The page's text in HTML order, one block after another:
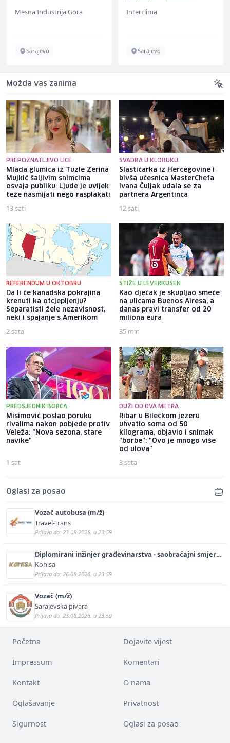
Mesna Industrija Gora
Sarajevo
Interclima
Sarajevo
Možda vas zanima
PREPOZNATLJIVO LICE
Mlada glumica iz Tuzle Zerina
Mujkić šaljivim snimcima
osvaja publiku: Ljude je uvijek
teže nasmijati nego rasplakati
13 sati
SVADBA U KLOBUKU
Slastičarka iz Hercegovine i
bivša učesnica MasterChefa
Ivana Čuljak udala se za
partnera Argentinca
12 sati
REFERENDUM U OKTOBRU
Da li će kanadska pokrajina
krenuti ka otcjepljenju?
Separatisti žele nezavisnost,
neki i spajanje s Amerikom
2 sata
STIŽE U LEVERKUSEN
Kao dječak je skupljao smeće
na ulicama Buenos Airesa, a
danas pravi transfer od 20
miliona eura
35 min
PREDSJEDNIK BORCA
Misimović poslao poruku
rivalima nakon pobjede protiv
Veleža: "Nova sezona, stare
navike"
1 sat
DUŽI OD DVA METRA
Ribar u Bilećkom jezeru
uhvatio soma od 50
kilograma, objavio i snimak
"borbe": "Ovo je mnogo više
od ulova"
3 sata
Oglasi za posao
Vozač autobusa (m/ž)
Travel-Trans
Prijava do: 23.08.2026. u 23:59
Diplomirani inžinjer građevinarstva - saobraćajni smjer
(m/ž)
Kohisa
Prijava do: 26.08.2026. u 23:59
Vozač (m/ž)
Sarajevska pivara
Prijava do: 23.08.2026. u 23:59
Početna Dojavite vijest
Impressum Komentari
Kontakt O nama
Oglašavanje Privatnost
Sigurnost Oglasi za posao